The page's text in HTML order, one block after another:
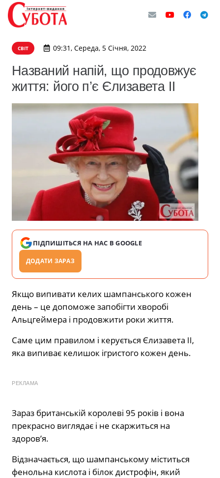
СВІТ 09:31, Середа, 5 Січня, 2022
Названий напій, що продовжує
життя: його п’є Єлизавета II
ПІДПИШІТЬСЯ НА НАС В GOOGLE
ДОДАТИ ЗАРАЗ
Якщо випивати келих шампанського кожен
день – це допоможе запобігти хворобі
Альцгеймера і продовжити роки життя.
Саме цим правилом і керується Єлизавета II,
яка випиває келишок ігристого кожен день.
РЕКЛАМА
Зараз британській королеві 95 років і вона
прекрасно виглядає і не скаржиться на
здоров’я.
Відзначається, що шампанському міститься
фенольна кислота і білок дистрофін, який